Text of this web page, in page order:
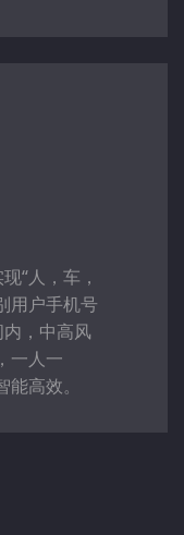
“人，车，
用户手机号
，中高风
一人一
高效。